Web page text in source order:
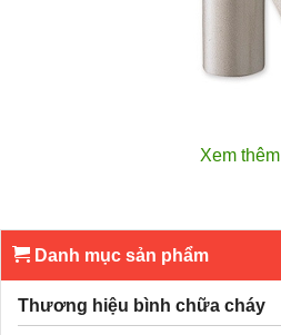
Thương hiệu:Horing Lih.
Xuất xứ:Đài Loan.
Xem thêm
Danh mục sản phẩm
Thương hiệu bình chữa cháy